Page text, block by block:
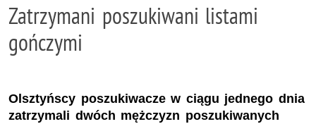
Zatrzymani poszukiwani listami
gończymi
Olsztyńscy poszukiwacze w ciągu jednego dnia
zatrzymali dwóch mężczyzn poszukiwanych